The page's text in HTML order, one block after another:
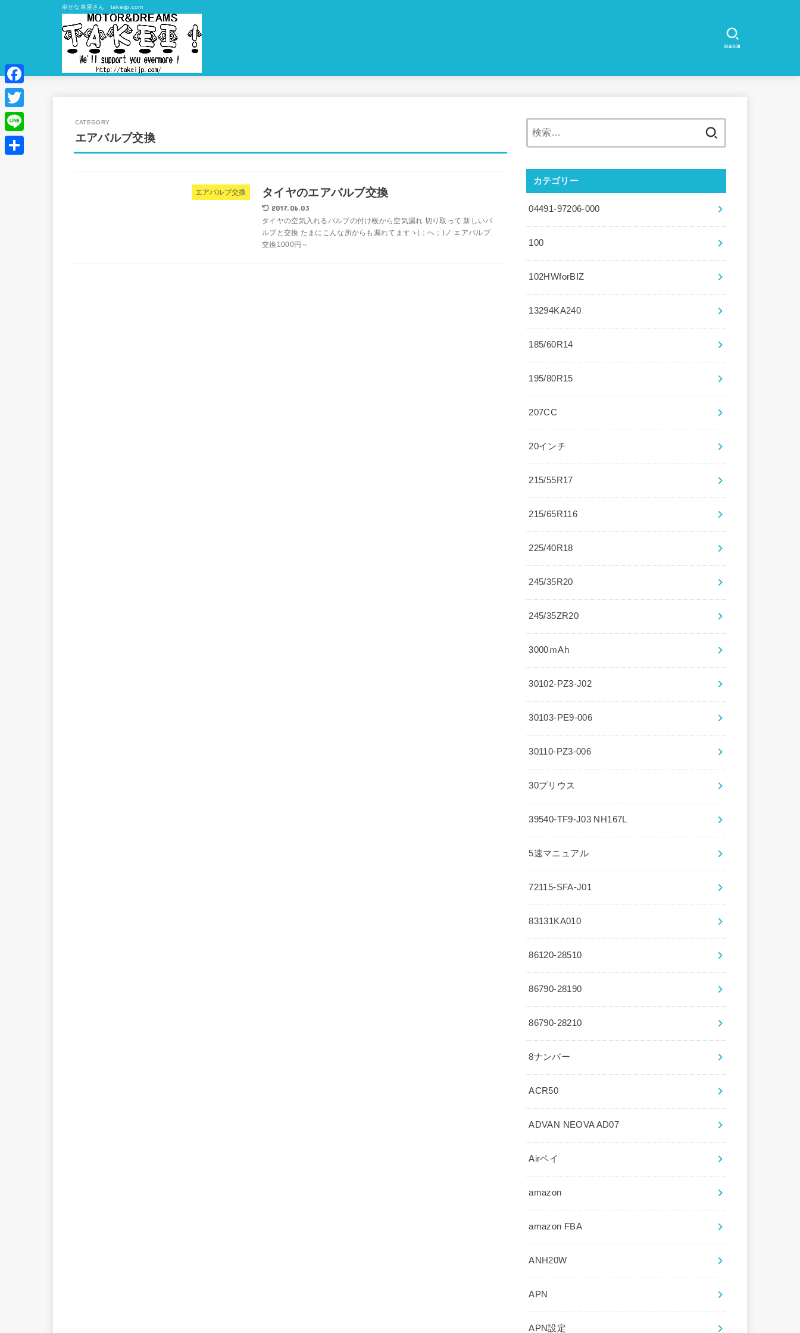
幸せな車屋さん takeijp.com
SEARCH
エアバルブ交換
エアバルブ交換 タイヤのエアバルブ交換
2017.06.03
タイヤの空気入れるバルブの付け根から空気漏れ 切り取って 新しいバ
ルブと交換 たまにこんな所からも漏れてますヽ(；へ；)ノ エアバルブ
交換1000円～
カテゴリー
04491-97206-000
100
102HWforBIZ
13294KA240
185/60R14
195/80R15
207CC
20インチ
215/55R17
215/65R116
225/40R18
245/35R20
245/35ZR20
3000ｍAh
30102-PZ3-J02
30103-PE9-006
30110-PZ3-006
30プリウス
39540-TF9-J03 NH167L
5速マニュアル
72115-SFA-J01
83131KA010
86120-28510
86790-28190
86790-28210
8ナンバー
ACR50
ADVAN NEOVA AD07
Airペイ
amazon
amazon FBA
ANH20W
APN
APN設定
Facebook
Twitter
Line